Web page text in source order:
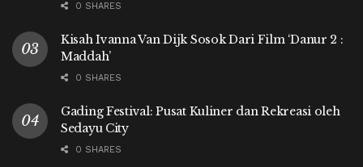
0 SHARES
Kisah Ivanna Van Dijk Sosok Dari Film ‘Danur 2 :
Maddah’
0 SHARES
Gading Festival: Pusat Kuliner dan Rekreasi oleh
Sedayu City
0 SHARES